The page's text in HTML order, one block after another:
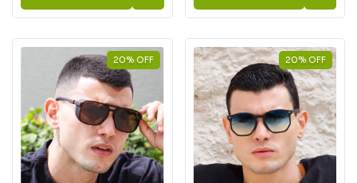
20% OFF 20% OFF